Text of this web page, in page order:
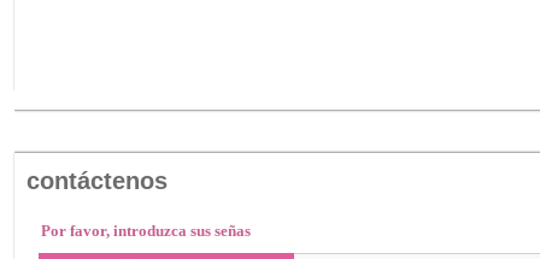
contáctenos
Por favor, introduzca sus señas